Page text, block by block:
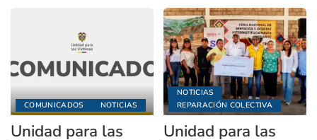
COMUNICADOS NOTICIAS
Unidad para las
NOTICIAS
REPARACIÓN COLECTIVA
Unidad para las